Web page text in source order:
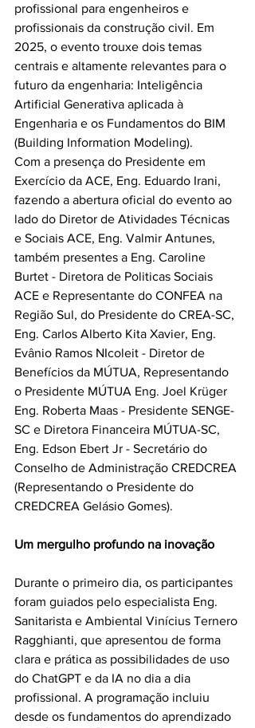
profissional para engenheiros e
profissionais da construção civil. Em
2025, o evento trouxe dois temas
centrais e altamente relevantes para o
futuro da engenharia: Inteligência
Artificial Generativa aplicada à
Engenharia e os Fundamentos do BIM
(Building Information Modeling).
Com a presença do Presidente em
Exercício da ACE, Eng. Eduardo Irani,
fazendo a abertura oficial do evento ao
lado do Diretor de Atividades Técnicas
e Sociais ACE, Eng. Valmir Antunes,
também presentes a Eng. Caroline
Burtet - Diretora de Politicas Sociais
ACE e Representante do CONFEA na
Região Sul, do Presidente do CREA-SC,
Eng. Carlos Alberto Kita Xavier, Eng.
Evânio Ramos NIcoleit - Diretor de
Benefícios da MÚTUA, Representando
o Presidente MÚTUA Eng. Joel Krüger
Eng. Roberta Maas - Presidente SENGE-
SC e Diretora Financeira MÚTUA-SC,
Eng. Edson Ebert Jr - Secretário do
Conselho de Administração CREDCREA
(Representando o Presidente do
CREDCREA Gelásio Gomes).
Um mergulho profundo na inovação
Durante o primeiro dia, os participantes
foram guiados pelo especialista Eng.
Sanitarista e Ambiental Vinícius Ternero
Ragghianti, que apresentou de forma
clara e prática as possibilidades de uso
do ChatGPT e da IA no dia a dia
profissional. A programação incluiu
desde os fundamentos do aprendizado